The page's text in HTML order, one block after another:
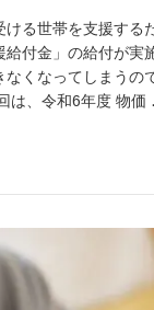
ける世帯を支援する
給付金」の給付が実
なくなってしまうの
は、令和6年度 物価